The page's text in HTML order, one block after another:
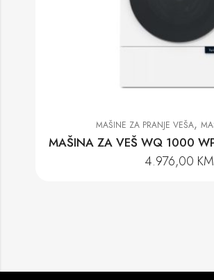
MAŠINE ZA PRANJE VEŠA,
MAŠINA ZA VEŠ WQ 1000
4.976,00 KM